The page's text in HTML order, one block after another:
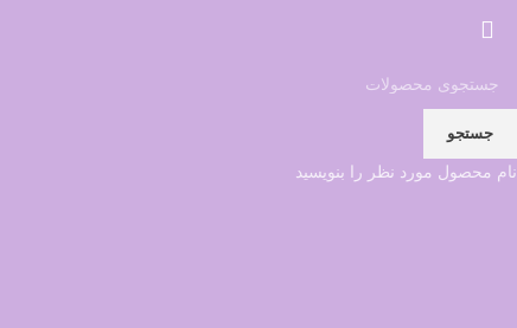
جستجو
نام محصول مورد نظر را بنویسید